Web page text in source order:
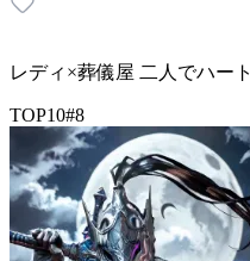
レディ×葬儀屋 二人でハート
TOP10#8